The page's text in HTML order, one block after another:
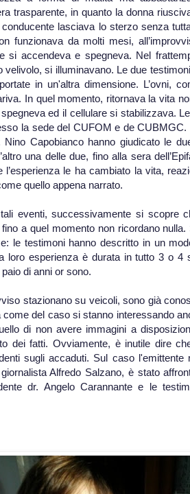
trasparente, in quanto la donna
lasciava lo sterzo senza
funzionava da molti mesi,
si accendeva e spegneva. Nel
si illuminavano. Le due
in un'altra dimensione. L’ovni,
In quel momento, ritornava la vita
ed il cellulare si stabilizzava.
la sede del CUFOM e de
Nino Capobianco hanno giudicato le
una delle due, fino alla sera
l’esperienza le ha cambiato la vita,
quello appena narrato.
eventi, successivamente si scopre
a quel momento non ricordano nulla.
le testimoni hanno descritto in un
loro esperienza è durata in tutto 3 o
di anni or sono.
stazionano su veicoli, sono già
del caso si stanno interessando
di non avere immagini a
dei fatti. Ovviamente, è inutile dire
sugli accaduti. Sul caso l'emittente
Alfredo Salzano, è stato
dr. Angelo Carannante e le